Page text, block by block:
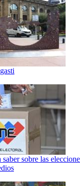
sobre las